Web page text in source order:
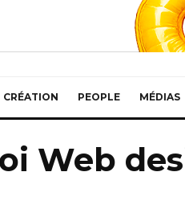
CRÉATION PEOPLE MÉDIAS
Web